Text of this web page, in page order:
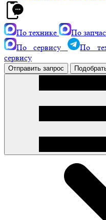
По технике
По
По сервису
По
сервису
Отправить запрос